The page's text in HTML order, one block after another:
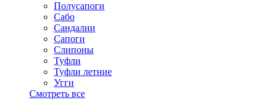
Полусапоги
Сабо
Сандалии
Сапоги
Слипоны
Туфли
Туфли летние
Угги
Смотреть все